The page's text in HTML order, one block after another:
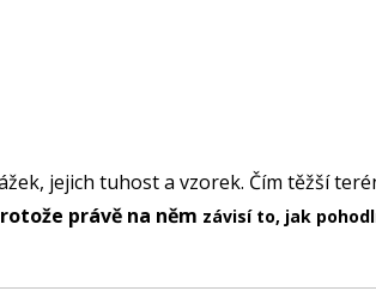
jejich tuhost a vzorek. Čím těžší
právě na něm závisí to, jak